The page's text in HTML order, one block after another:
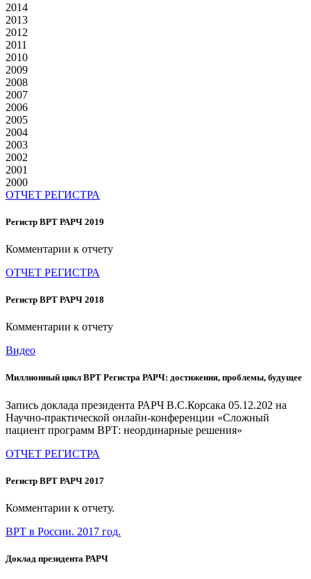
2014
2013
2012
2011
2010
2009
2008
2007
2006
2005
2004
2003
2002
2001
2000
ОТЧЕТ РЕГИСТРА
Регистр ВРТ РАРЧ 2019
Комментарии к отчету
ОТЧЕТ РЕГИСТРА
Регистр ВРТ РАРЧ 2018
Комментарии к отчету
Видео
Миллионный цикл ВРТ Регистра РАРЧ: достижения, проблемы, будущее
Запись доклада президента РАРЧ В.С.Корсака 05.12.202 на
Научно-практической онлайн-конференции «Сложный
пациент программ ВРТ: неординарные решения»
ОТЧЕТ РЕГИСТРА
Регистр ВРТ РАРЧ 2017
Комментарии к отчету.
ВРТ в России. 2017 год.
Доклад президента РАРЧ